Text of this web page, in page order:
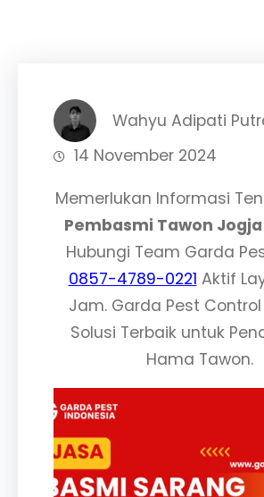
Wahyu Adipati
14 November 2024
Memerlukan Informasi
Pembasmi Tawon Jogja
Hubungi Team Garda
0857-4789-0221 Aktif
Jam. Garda Pest
Solusi Terbaik untuk
Hama Tawon.